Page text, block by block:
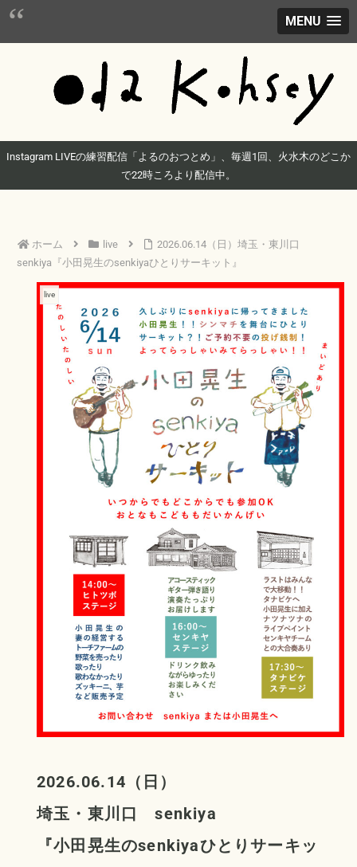
MENU
Instagram LIVEの練習配信「よるのおつとめ」、毎週1回、火水木のどこか
で22時ころより配信中。
ホーム live
2026.06.14（日）埼玉・東川口
senkiya『小田晃生のsenkiyaひとりサーキット』
live
2026.06.14（日）
埼玉・東川口 senkiya
『小田晃生のsenkiyaひとりサーキッ